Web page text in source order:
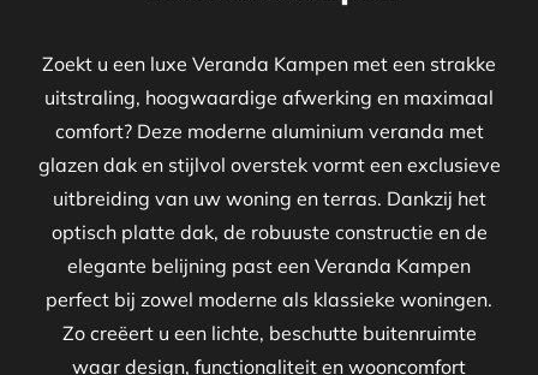
Zoekt u een luxe Veranda Kampen met een strakke
uitstraling, hoogwaardige afwerking en maximaal
comfort? Deze moderne aluminium veranda met
glazen dak en stijlvol overstek vormt een exclusieve
uitbreiding van uw woning en terras. Dankzij het
optisch platte dak, de robuuste constructie en de
elegante belijning past een Veranda Kampen
perfect bij zowel moderne als klassieke woningen.
Zo creëert u een lichte, beschutte buitenruimte
waar design, functionaliteit en wooncomfort